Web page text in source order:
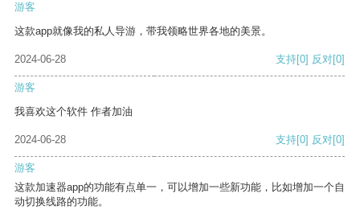
游客
这款app就像我的私人导游，带我领略世界各地的美景。
2024-06-28 支持[0] 反对[0]
游客
我喜欢这个软件 作者加油
2024-06-28 支持[0] 反对[0]
游客
这款加速器app的功能有点单一，可以增加一些新功能，比如增加一个自
动切换线路的功能。